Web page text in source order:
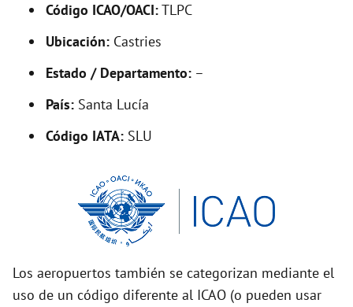
i
Código ICAO/OACI:TLPC
Ubicación: Castries
Estado / Departamento: –
País: Santa Lucía
Código IATA: SLU
Los aeropuertos también se categorizan mediante el
uso de un código diferente al ICAO (o pueden usar